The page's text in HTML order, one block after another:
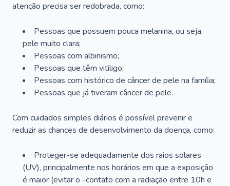
atenção precisa ser redobrada, como:
Pessoas que possuem pouca melanina, ou seja,
pele muito clara;
Pessoas com albinismo;
Pessoas que têm vitiligo;
Pessoas com histórico de câncer de pele na família;
Pessoas que já tiveram câncer de pele.
Com cuidados simples diários é possível prevenir e
reduzir as chances de desenvolvimento da doença, como:
Proteger-se adequadamente dos raios solares
(UV), principalmente nos horários em que a exposição
é maior (evitar o -contato com a radiação entre 10h e